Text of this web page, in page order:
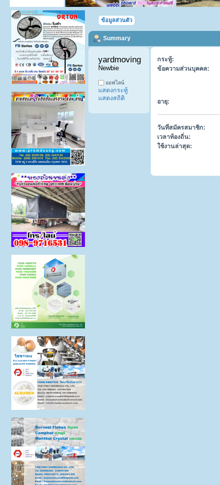
ข้อมูลส่วนตัว
Summary
Newbie
ออฟไลน์
แสดงกระทู้
แสดงสถิติ
กระทู้:
ข้อความส่วนบุคคล:
อายุ:
วันที่สมัครสมาชิก:
เวลาท้องถิ่น:
ใช้งานล่าสุด: